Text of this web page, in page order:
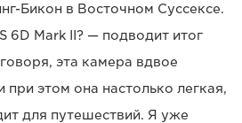
Бикон в Восточном Суссексе.
6D Mark II? — подводит итог
эта камера вдвое
этом она настолько легкая,
для путешествий. Я уже